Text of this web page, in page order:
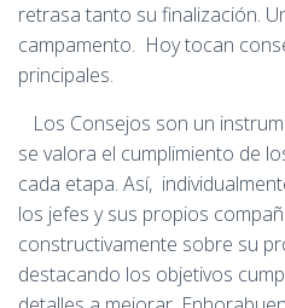
retrasa tanto su finalización.
campamento. Hoy tocan
principales.
Los Consejos son un
se valora el cumplimiento de
cada etapa. Así,
los jefes y sus propios
constructivamente sobre su
destacando los objetivos